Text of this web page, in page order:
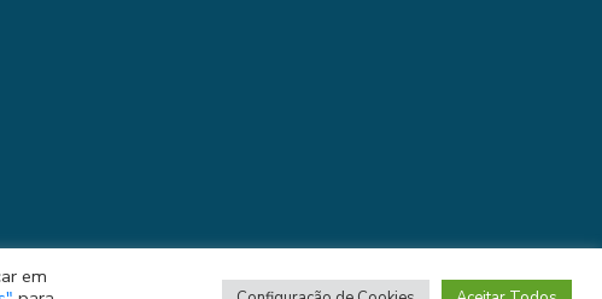
Reservados.
em